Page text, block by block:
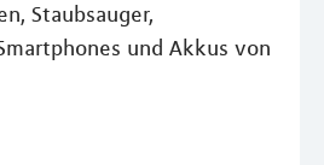
Staubsauger,
und Akkus von